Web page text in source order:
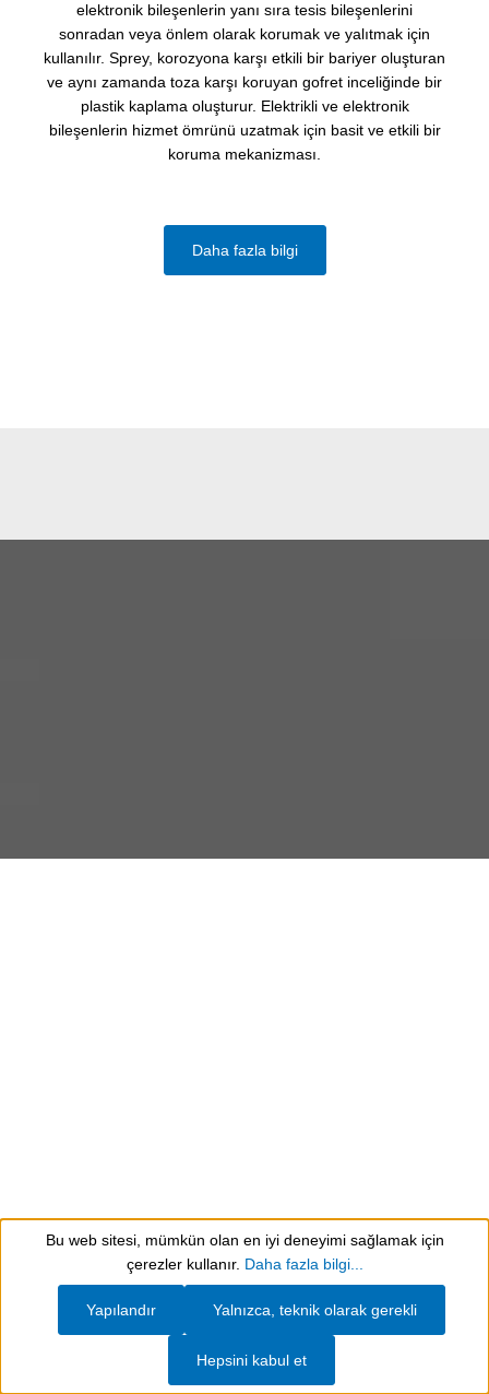
elektronik bileşenlerin yanı sıra tesis bileşenlerini
sonradan veya önlem olarak korumak ve yalıtmak için
kullanılır. Sprey, korozyona karşı etkili bir bariyer oluşturan
ve aynı zamanda toza karşı koruyan gofret inceliğinde bir
plastik kaplama oluşturur. Elektrikli ve elektronik
bileşenlerin hizmet ömrünü uzatmak için basit ve etkili bir
koruma mekanizması.
Daha fazla bilgi
Metal işlemede
Show toolbar
Bu web sitesi, mümkün olan en iyi deneyimi sağlamak için
çerezler kullanır. Daha fazla bilgi...
Yalnızca, teknik olarak gerekli
Yapılandır
Hepsini kabul et